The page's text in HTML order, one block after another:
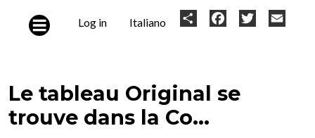
User
Log in Italiano Share FacebookTwitter
Le tableau Original se
trouve dans la Co...